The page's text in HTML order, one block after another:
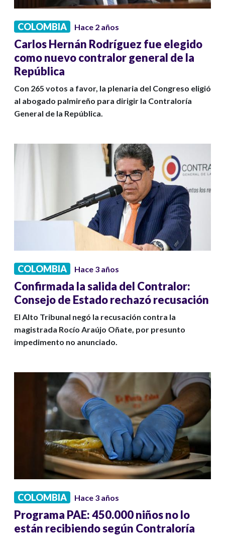
COLOMBIA Hace 2 años
Carlos Hernán Rodríguez fue elegido
como nuevo contralor general de la
República
Con 265 votos a favor, la plenaria del Congreso eligió
al abogado palmireño para dirigir la Contraloría
General de la República.
COLOMBIA Hace 3 años
Confirmada la salida del Contralor:
Consejo de Estado rechazó recusación
El Alto Tribunal negó la recusación contra la
magistrada Rocío Araújo Oñate, por presunto
impedimento no anunciado.
COLOMBIA Hace 3 años
Programa PAE: 450.000 niños no lo
están recibiendo según Contraloría